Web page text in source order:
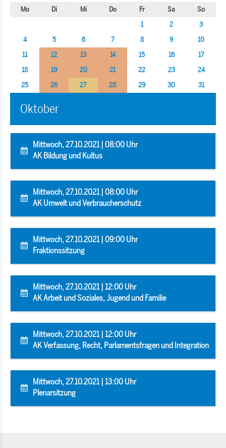
Mo Di Mi Do Fr Sa
So
1
2
3
4
5 6 7 8 9
10
11
12 13 14 15 16
17
18
19 20 21 22 23
24
25
26 27 28 29 30 31
Oktober
Mittwoch, 27.10.2021 | 08:00 Uhr
AK Bildung und Kultus
Mittwoch, 27.10.2021 | 08:00 Uhr
AK Umwelt und Verbraucherschutz
Mittwoch, 27.10.2021 | 09:00 Uhr
Fraktionssitzung
Mittwoch, 27.10.2021 | 12:00 Uhr
AK Arbeit und Soziales, Jugend und Familie
Mittwoch, 27.10.2021 | 12:00 Uhr
AK Verfassung, Recht, Parlamentsfragen und Integration
Mittwoch, 27.10.2021 | 13:00 Uhr
Plenarsitzung